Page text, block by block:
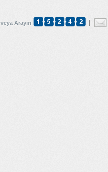
veya Arayın